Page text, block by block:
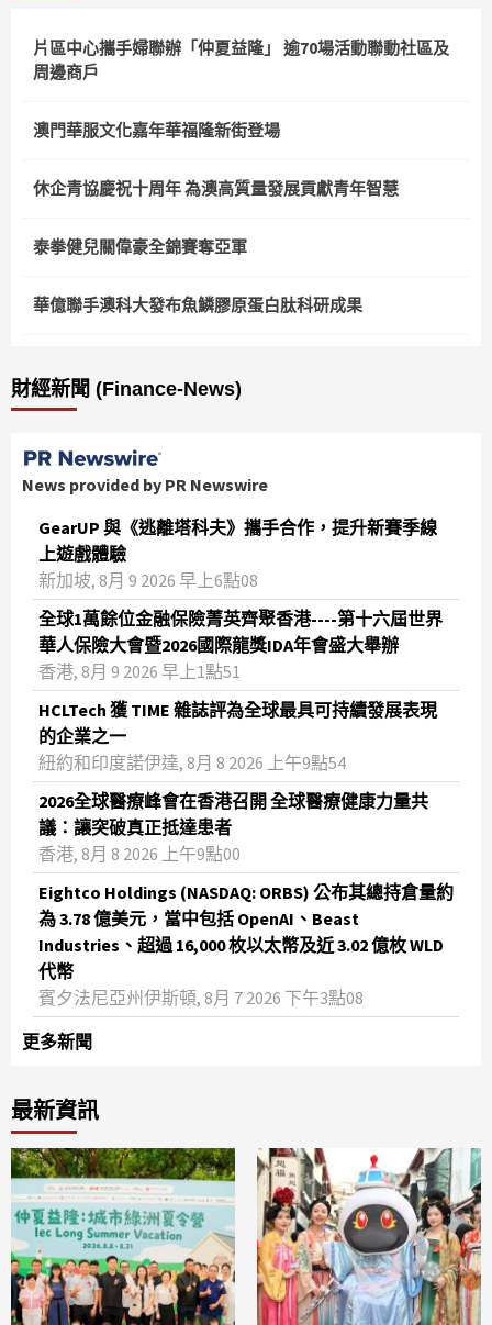
片區中心攜手婦聯辦「仲夏益隆」 逾70場活動聯動社區及
周邊商戶
澳門華服文化嘉年華福隆新街登場
休企青協慶祝十周年 為澳高質量發展貢獻青年智慧
泰拳健兒關偉豪全錦賽奪亞軍
華億聯手澳科大發布魚鱗膠原蛋白肽科研成果
財經新聞 (Finance-News)
News provided by PR Newswire
GearUP 與《逃離塔科夫》攜手合作，提升新賽季線
上遊戲體驗
新加坡, 8月 9 2026 早上6點08
全球1萬餘位金融保險菁英齊聚香港----第十六屆世界
華人保險大會暨2026國際龍獎IDA年會盛大舉辦
香港, 8月 9 2026 早上1點51
HCLTech 獲 TIME 雜誌評為全球最具可持續發展表現
的企業之一
紐約和印度諾伊達, 8月 8 2026 上午9點54
2026全球醫療峰會在香港召開 全球醫療健康力量共
議：讓突破真正抵達患者
香港, 8月 8 2026 上午9點00
Eightco Holdings (NASDAQ: ORBS) 公布其總持倉量約
為 3.78 億美元，當中包括 OpenAI、Beast
Industries、超過 16,000 枚以太幣及近 3.02 億枚 WLD
代幣
賓夕法尼亞州伊斯頓, 8月 7 2026 下午3點08
更多新聞
最新資訊